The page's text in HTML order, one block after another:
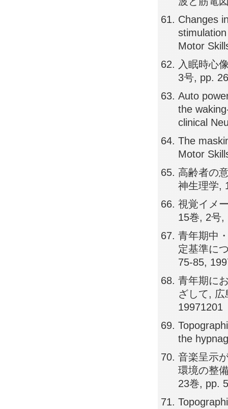
Changes
Motor
入眠時心
3号, pp.
Auto
the
clinical
The
Motor
高齢者の
神生理学,
視覚イメ
15巻, 2号,
青年期中
定基準に
75-85,
青年期に
ざして,
19971201
the
音楽呈示
環境の整
23巻, pp.